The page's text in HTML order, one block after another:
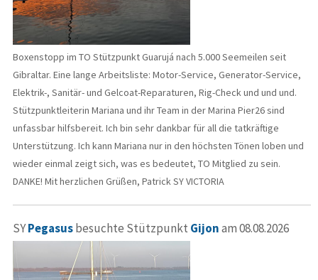
Boxenstopp im TO Stützpunkt Guarujá nach 5.000 Seemeilen seit
Gibraltar. Eine lange Arbeitsliste: Motor-Service, Generator-Service,
Elektrik-, Sanitär- und Gelcoat-Reparaturen, Rig-Check und und und.
Stützpunktleiterin Mariana und ihr Team in der Marina Pier26 sind
unfassbar hilfsbereit. Ich bin sehr dankbar für all die tatkräftige
Unterstützung. Ich kann Mariana nur in den höchsten Tönen loben und
wieder einmal zeigt sich, was es bedeutet, TO Mitglied zu sein.
DANKE! Mit herzlichen Grüßen, Patrick SY VICTORIA
SYPegasusbesuchte Stützpunkt Gijonam 08.08.2026